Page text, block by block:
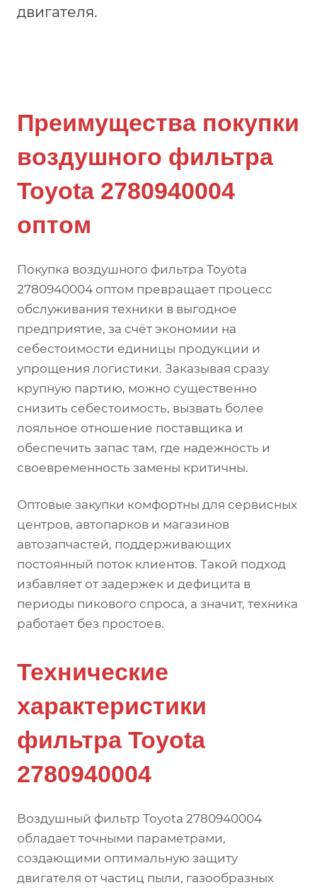
двигателя.
Преимущества покупки
воздушного фильтра
Toyota 2780940004
оптом
Покупка воздушного фильтра Toyota
2780940004 оптом превращает процесс
обслуживания техники в выгодное
предприятие, за счёт экономии на
себестоимости единицы продукции и
упрощения логистики. Заказывая сразу
крупную партию, можно существенно
снизить себестоимость, вызвать более
лояльное отношение поставщика и
обеспечить запас там, где надежность и
своевременность замены критичны.
Оптовые закупки комфортны для сервисных
центров, автопарков и магазинов
автозапчастей, поддерживающих
постоянный поток клиентов. Такой подход
избавляет от задержек и дефицита в
периоды пикового спроса, а значит, техника
работает без простоев.
Технические
характеристики
фильтра Toyota
2780940004
Воздушный фильтр Toyota 2780940004
обладает точными параметрами,
создающими оптимальную защиту
двигателя от частиц пыли, газообразных